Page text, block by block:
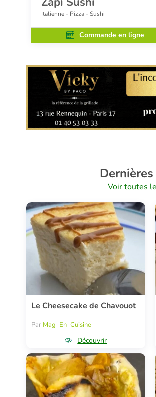
Italienne - Pizza - Sushi
Commande en ligne
Voir toutes
Le Cheesecake de Chavouot
Par Mag_En_Cuisine
Découvrir